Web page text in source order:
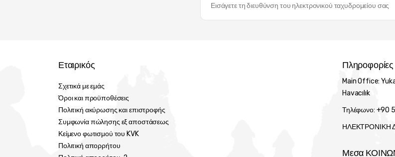
Εταιρικός
Σχετικά με εμάς
Όροι και προϋποθέσεις
Πολιτική ακύρωσης και επιστροφής
Συμφωνία πώλησης εξ αποστάσεως
Κείμενο φωτισμού του KVK
Πολιτική απορρήτου
Πληροφορίες
Main Office:
Havacılık
Τηλέφωνο: +90
ΗΛΕΚΤΡΟΝΙΚΗ
Μεσα